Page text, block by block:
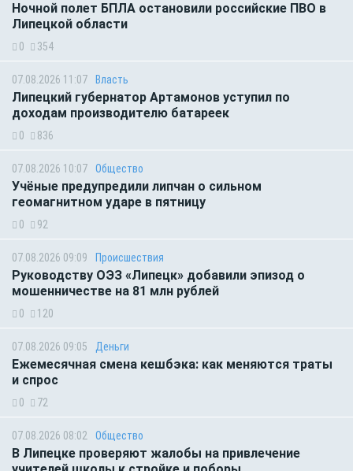
Ночной полет БПЛА остановили российские ПВО в
Липецкой области
0 354
07.08.2026 11:07 Власть
Липецкий губернатор Артамонов уступил по
доходам производителю батареек
0 836
07.08.2026 10:07 Общество
Учёные предупредили липчан о сильном
геомагнитном ударе в пятницу
0 92
07.08.2026 09:09 Происшествия
Руководству ОЭЗ «Липецк» добавили эпизод о
мошенничестве на 81 млн рублей
0 120
07.08.2026 09:05 Деньги
Ежемесячная смена кешбэка: как меняются траты
и спрос
0 72
07.08.2026 08:02 Общество
В Липецке проверяют жалобы на привлечение